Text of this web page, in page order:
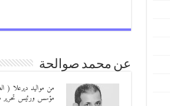
عن محمد صوالحة
مؤسس ورئيس تحرير